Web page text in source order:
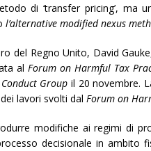
di ‘transfer pricing’, ma
l’alternative modified nexus
del Regno Unito, David
alForum on Harmful Tax
Group il 20 novembre.
lavori svolti dal Forum on
modifiche ai regimi di
decisionale in ambito